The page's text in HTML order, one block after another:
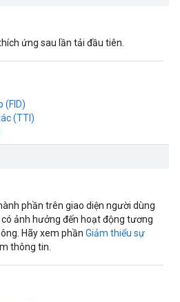
ứng sau lần tải đầu tiên.
(FID)
(TTI)
phần trên giao diện người dùng
ảnh hưởng đến hoạt động tương
Hãy xem phần Giảm thiểu sự
thông tin.